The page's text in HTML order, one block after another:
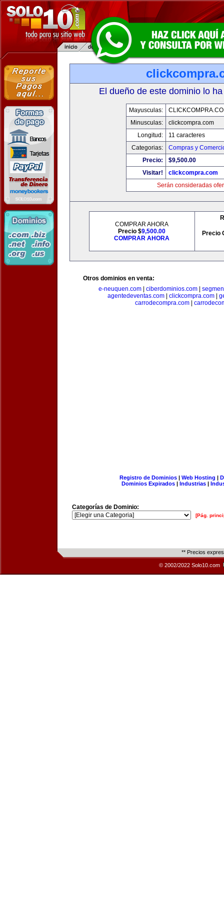
El dueño de este dominio lo
Mayusculas:
Minusculas:
clickcompra.com
Longitud:
11 caracteres
Categorias:
Compras y
Precio:
$9,500.00
Visitar!
clickcompra.com
Serán consideradas
COMPRAR AHORA
Precio $9,500.00
COMPRAR AHORA
Precio
Otros dominios en venta:
e-neuquen.com
ciberdominios.com
agentedeventas.com| clickcompra.com|
carrodecompra.com|
Registro de Dominios| Web Hosting |
Dominios Expirados | Industrias |
Categorías de Dominio:
[Pág.
** Precios
© 2002/2022 Solo10.com